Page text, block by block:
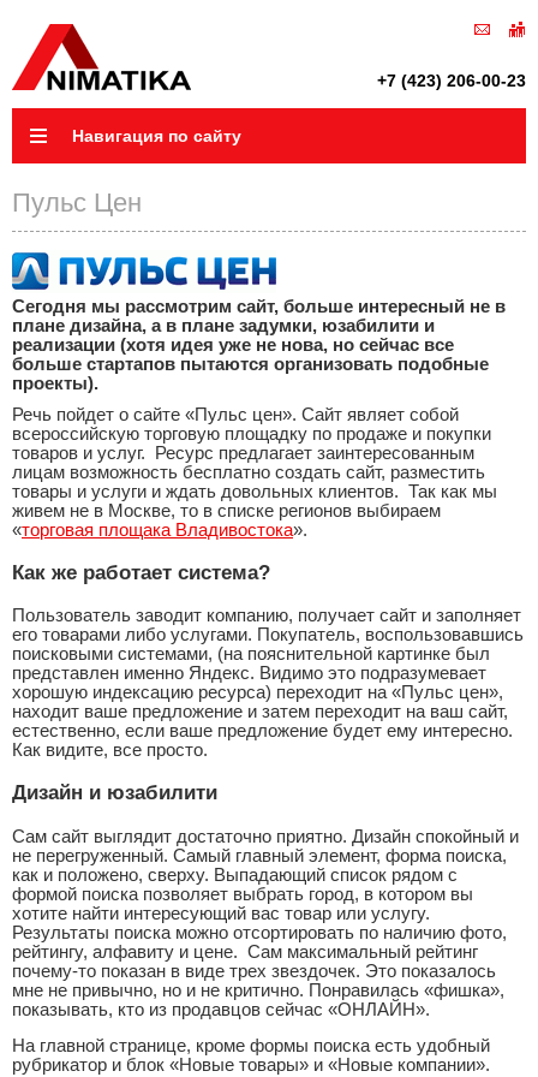
+7 (423) 206-00-23
Навигация по сайту
Пульс Цен
Сегодня мы рассмотрим сайт, больше интересный не в
плане дизайна, а в плане задумки, юзабилити и
реализации (хотя идея уже не нова, но сейчас все
больше стартапов пытаются организовать подобные
проекты).
Речь пойдет о сайте «Пульс цен». Сайт являет собой
всероссийскую торговую площадку по продаже и покупки
товаров и услуг. Ресурс предлагает заинтересованным
лицам возможность бесплатно создать сайт, разместить
товары и услуги и ждать довольных клиентов. Так как мы
живем не в Москве, то в списке регионов выбираем
«торговая площака Владивостока».
Как же работает система?
Пользователь заводит компанию, получает сайт и заполняет
его товарами либо услугами. Покупатель, воспользовавшись
поисковыми системами, (на пояснительной картинке был
представлен именно Яндекс. Видимо это подразумевает
хорошую индексацию ресурса) переходит на «Пульс цен»,
находит ваше предложение и затем переходит на ваш сайт,
естественно, если ваше предложение будет ему интересно.
Как видите, все просто.
Дизайн и юзабилити
Сам сайт выглядит достаточно приятно. Дизайн спокойный и
не перегруженный. Самый главный элемент, форма поиска,
как и положено, сверху. Выпадающий список рядом с
формой поиска позволяет выбрать город, в котором вы
хотите найти интересующий вас товар или услугу.
Результаты поиска можно отсортировать по наличию фото,
рейтингу, алфавиту и цене. Сам максимальный рейтинг
почему-то показан в виде трех звездочек. Это показалось
мне не привычно, но и не критично. Понравилась «фишка»,
показывать, кто из продавцов сейчас «ОНЛАЙН».
На главной странице, кроме формы поиска есть удобный
рубрикатор и блок «Новые товары» и «Новые компании».